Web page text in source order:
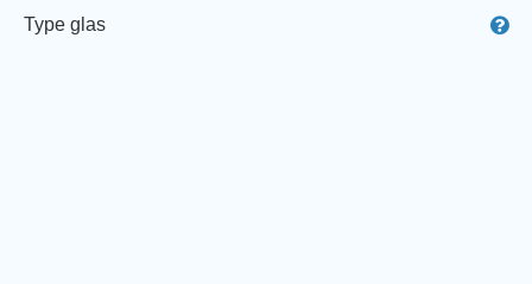
Type glas